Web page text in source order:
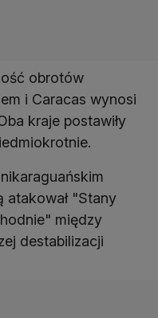
obrotów
i Caracas wynosi
kraje postawiły
atakował "Stany
między
destabilizacji